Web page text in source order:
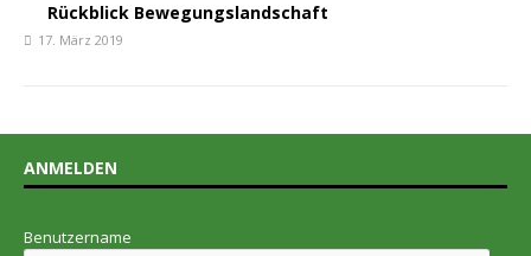
Rückblick Bewegungslandschaft
17. März 2019
ANMELDEN
Benutzername